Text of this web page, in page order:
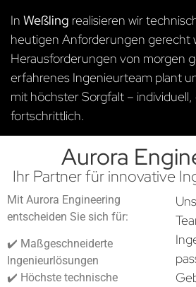
In Weßling realisieren wir
heutigen Anforderungen gerecht
Herausforderungen von morgen
erfahrenes Ingenieurteam plant
mit höchster Sorgfalt –
fortschrittlich.
Aurora
Ihr Partner für innovative
Mit Aurora Engineering
entscheiden Sie sich für:
✔️ Maßgeschneiderte
Ingenieurlösungen
✔️ Höchste technische